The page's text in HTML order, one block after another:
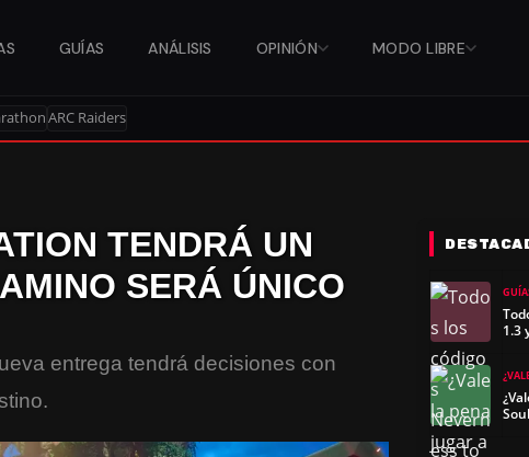
GUÍAS ANÁLISIS OPINIÓN MODO LIBRE
ARC Raiders
TENDRÁ UN
SERÁ ÚNICO
entrega tendrá decisiones con
1.3